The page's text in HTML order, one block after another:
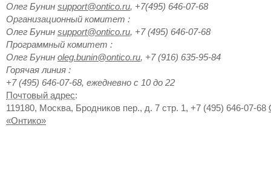
Олег Бунин support@ontico.ru, +7(495) 646-07-68
Организационный комитет :
Олег Бунин support@ontico.ru, +7 (495) 646-07-68
Программный комитет :
Олег Бунин oleg.bunin@ontico.ru, +7 (916) 635-95-84
Горячая линия :
+7 (495) 646-07-68, ежедневно с 10 до 22
Почтовый адрес:
119180, Москва, Бродников пер., д. 7 стр. 1, +7 (495) 646-07-68
«Онтико»